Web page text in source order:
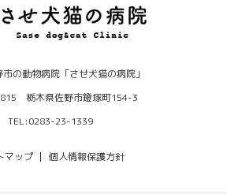
の動物病院「させ犬猫の病院」
栃木県佐野市鐙塚町154-3
TEL:0283-23-1339
マップ 個人情報保護方針